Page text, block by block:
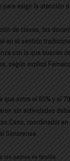
para exigir la atención
de clases, los
en el sentido
con la que buscan
según explicó
que entre el 60% y el
sin actividades
Cano, coordinador
Sonorense.
los padres de familia